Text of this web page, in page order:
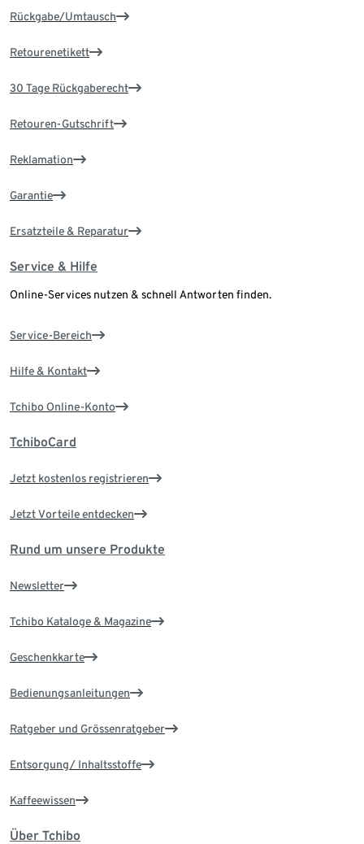
Rückgabe/Umtausch
Retourenetikett
30 Tage Rückgaberecht
Retouren-Gutschrift
Reklamation
Garantie
Ersatzteile & Reparatur
Service & Hilfe
Online-Services nutzen & schnell Antworten finden.
Service-Bereich
Hilfe & Kontakt
Tchibo Online-Konto
TchiboCard
Jetzt kostenlos registrieren
Jetzt Vorteile entdecken
Rund um unsere Produkte
Newsletter
Tchibo Kataloge & Magazine
Geschenkkarte
Bedienungsanleitungen
Ratgeber und Grössenratgeber
Entsorgung/ Inhaltsstoffe
Kaffeewissen
Über Tchibo